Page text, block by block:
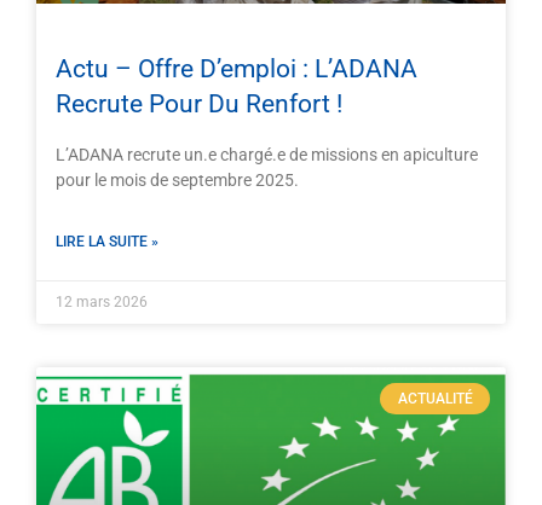
Actu – Offre D’emploi : L’ADANA
Recrute Pour Du Renfort !
L’ADANA recrute un.e chargé.e de missions en apiculture
pour le mois de septembre 2025.
LIRE LA SUITE »
12 mars 2026
ACTUALITÉ